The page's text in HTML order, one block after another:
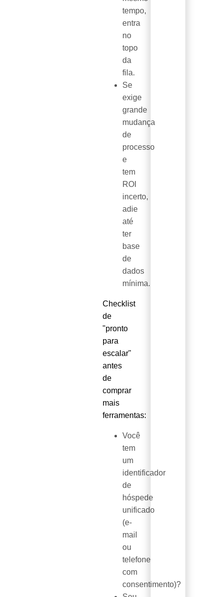
tempo,
entra
no
topo
da
fila.
Se
exige
grande
mudança
de
processo
e
tem
ROI
incerto,
adie
até
ter
base
de
dados
mínima.
Checklist
de
"pronto
para
escalar"
antes
de
comprar
mais
ferramentas:
Você
tem
um
identificador
de
hóspede
unificado
(e-
mail
ou
telefone
com
consentimento)?